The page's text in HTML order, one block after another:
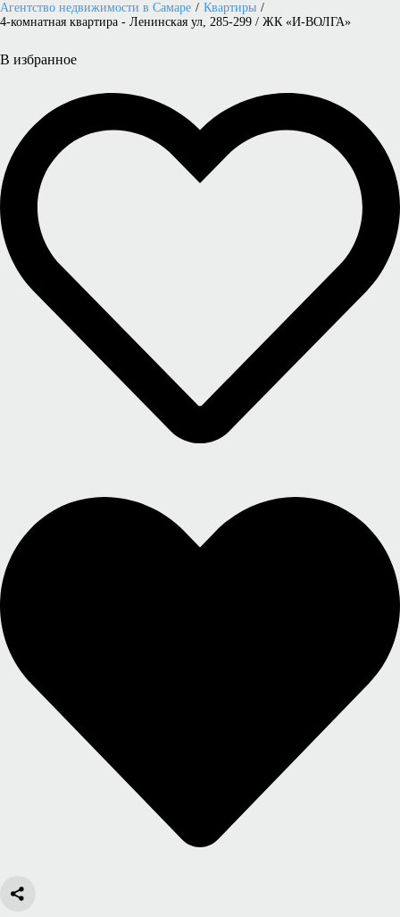
Агентство недвижимости в Самаре
Квартиры
4-комнатная квартира - Ленинская ул, 285-299 / ЖК «И-ВОЛГА»
В избранное